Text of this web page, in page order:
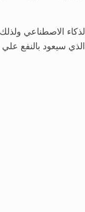
الاصطناعي
الذي سيعود